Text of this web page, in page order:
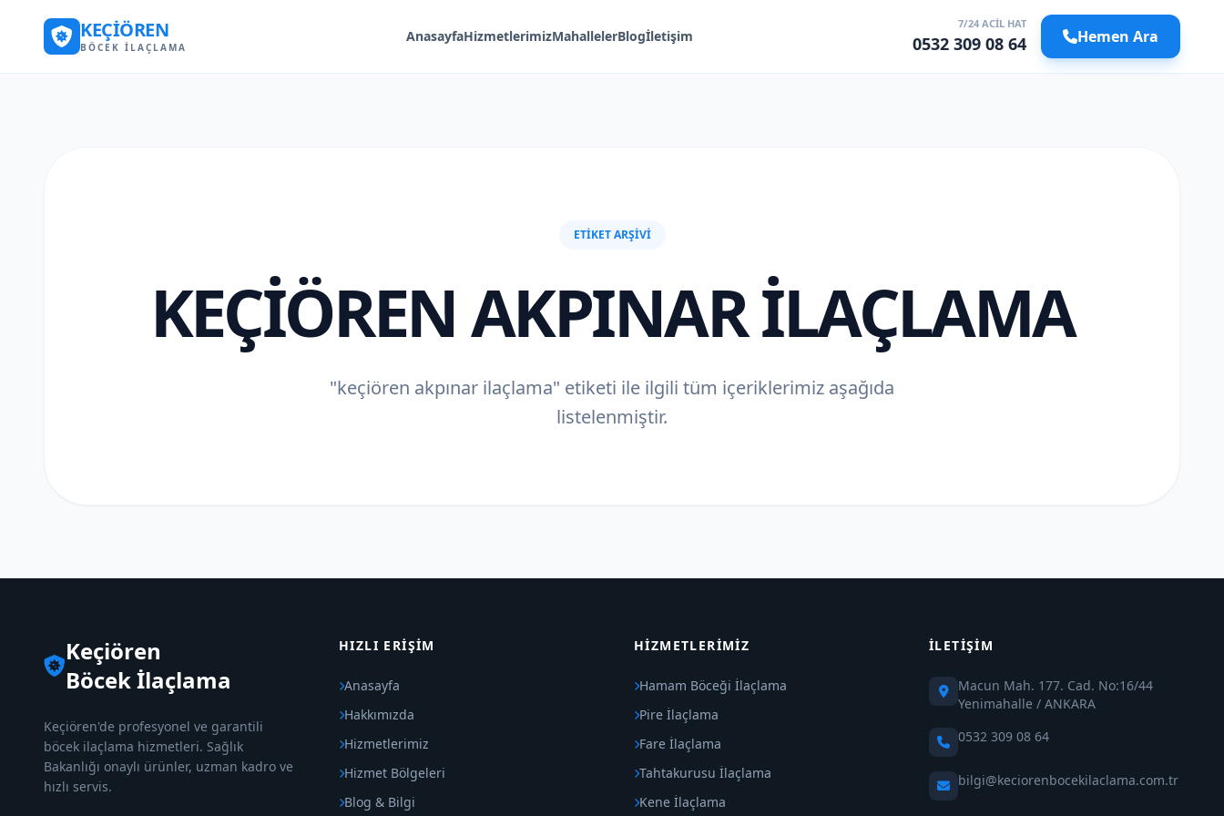
KEÇIÖREN
BÖCEK İLAÇLAMA
AnasayfaHizmetlerimizMahallelerBlogİletişim
7/24 ACIL HAT
0532 309 08 64 Hemen Ara
ETIKET ARŞIVI
KEÇIÖREN AKPINAR ILAÇLAMA
"keçiören akpınar ilaçlama" etiketi ile ilgili tüm içeriklerimiz aşağıda
listelenmiştir.
Keçiören
Böcek İlaçlama
Keçiören'de profesyonel ve garantili
böcek ilaçlama hizmetleri. Sağlık
Bakanlığı onaylı ürünler, uzman kadro ve
hızlı servis.
HIZLI ERIŞIM
Anasayfa
Hakkımızda
Hizmetlerimiz
Hizmet Bölgeleri
Blog & Bilgi
HIZMETLERIMIZ
Hamam Böceği İlaçlama
Pire İlaçlama
Fare İlaçlama
Tahtakurusu İlaçlama
Kene İlaçlama
İLETIŞIM
Macun Mah. 177. Cad. No:16/44
Yenimahalle / ANKARA
0532 309 08 64
bilgi@keciorenbocekilaclama.com.tr